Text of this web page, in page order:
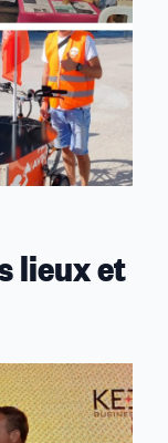
lieux et